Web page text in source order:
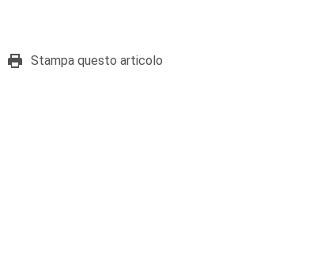
Stampa questo articolo